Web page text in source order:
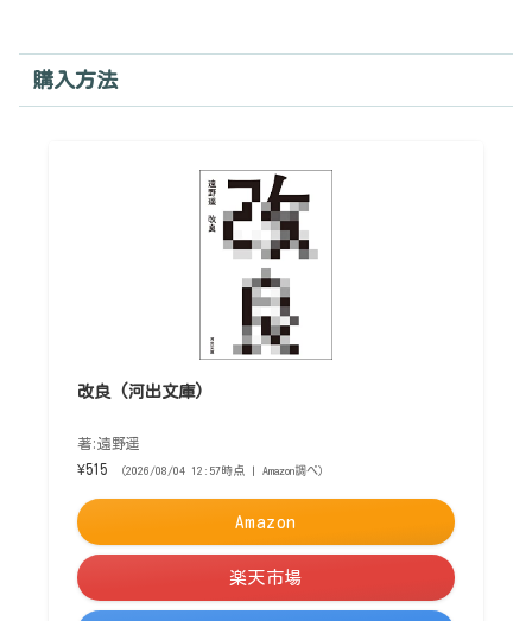
購入方法
改良 (河出文庫)
著:遠野遥
¥515
（2026/08/04 12:57時点 | Amazon調べ）
Amazon
楽天市場